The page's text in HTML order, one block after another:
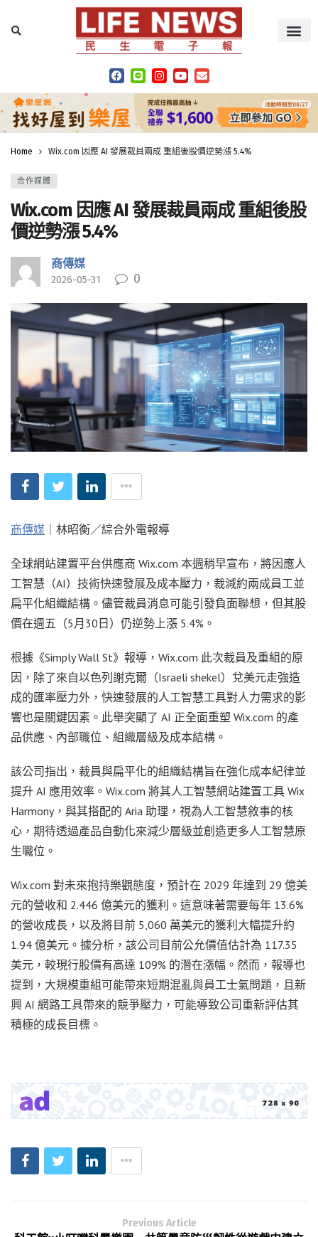
Home Wix.com 因應 AI 發展裁員兩成 重組後股價逆勢漲 5.4%
合作媒體
Wix.com 因應 AI 發展裁員兩成 重組後股
價逆勢漲 5.4%
商傳媒
2026-05-31 0
商傳媒 ｜林昭衡／綜合外電報導
全球網站建置平台供應商 Wix.com 本週稍早宣布，將因應人
工智慧（AI）技術快速發展及成本壓力，裁減約兩成員工並
扁平化組織結構。儘管裁員消息可能引發負面聯想，但其股
價在週五（5月30日）仍逆勢上漲 5.4%。
根據《Simply Wall St》報導，Wix.com 此次裁員及重組的原
因，除了來自以色列謝克爾（Israeli shekel）兌美元走強造
成的匯率壓力外，快速發展的人工智慧工具對人力需求的影
響也是關鍵因素。此舉突顯了 AI 正全面重塑 Wix.com 的產
品供應、內部職位、組織層級及成本結構。
該公司指出，裁員與扁平化的組織結構旨在強化成本紀律並
提升 AI 應用效率。Wix.com 將其人工智慧網站建置工具 Wix
Harmony，與其搭配的 Aria 助理，視為人工智慧敘事的核
心，期待透過產品自動化來減少層級並創造更多人工智慧原
生職位。
Wix.com 對未來抱持樂觀態度，預計在 2029 年達到 29 億美
元的營收和 2.446 億美元的獲利。這意味著需要每年 13.6%
的營收成長，以及將目前 5,060 萬美元的獲利大幅提升約
1.94 億美元。據分析，該公司目前公允價值估計為 117.35
美元，較現行股價有高達 109% 的潛在漲幅。然而，報導也
提到，大規模重組可能帶來短期混亂與員工士氣問題，且新
興 AI 網路工具帶來的競爭壓力，可能導致公司重新評估其
積極的成長目標。
Previous Article